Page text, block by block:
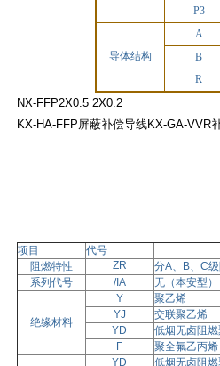
P3
导体结构
A
B
R
NX-FFP2X0.5 2X0.2
KX-HA-FFP屏蔽补偿导线KX-GA-VVR
项目
代号
阻燃特性
ZR 分A、B、C
系列代号
/IA 无（本安型）
绝缘材料
Y
聚乙烯
YJ
交联聚乙烯
YD
低烟无卤阻
F
聚全氟乙丙烯
YD
低烟无卤阻